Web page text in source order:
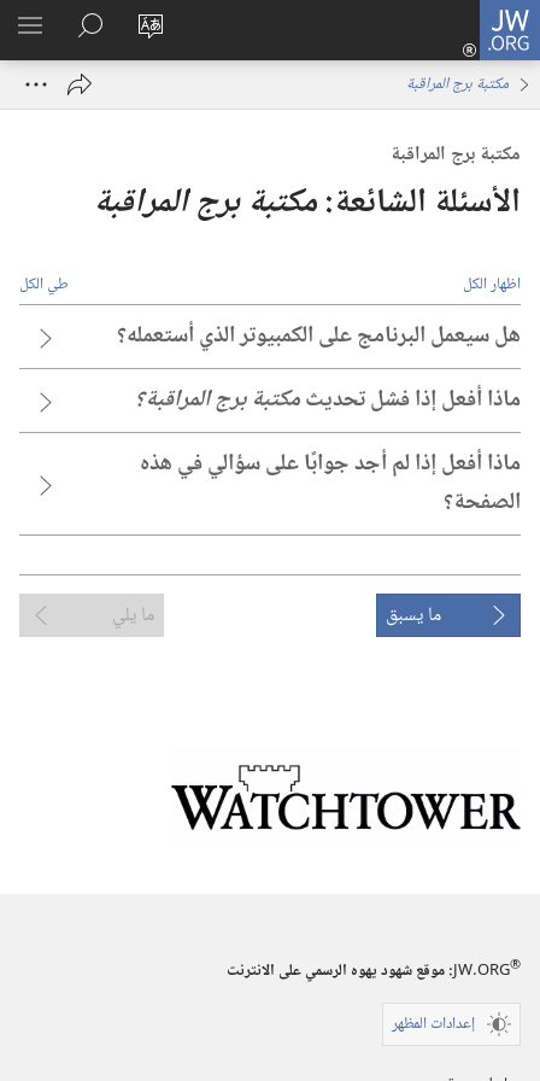
JW.ORG
تغيير
الموقع
تسجيل
الدخول
نافذة
البحث
في
JW.ORG
مكتبة برج المراقبة
مكتبة برج المراقبة
الأسئلة الشائعة:‏مكتبة برج المراقبة
اظهار الكل طي الكل
هل سيعمل البرنامج على الكمبيوتر الذي أستعمله؟‏
ماذا أفعل إذا فشل تحديثمكتبة برج المراقبة؟‏
ماذا أفعل إذا لم أجد جوابًا على سؤالي في هذه
الصفحة؟‏
ما يسبق ما يلي
JW.ORG®
:‏ موقع شهود يهوه الرسمي على الانترنت
إعدادات المظهر